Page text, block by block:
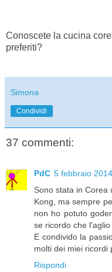
Conoscete la cucina
preferiti?
Simona
Condividi
37 commenti:
PdC 5 febbraio
Sono stata in Corea
Kong, ma sempre
non ho potuto
se ricordo che
E condivido la
molti dei miei ricordi
Rispondi